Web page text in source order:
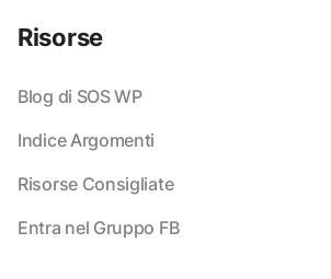
Risorse
Blog di SOS WP
Indice Argomenti
Risorse Consigliate
Entra nel Gruppo FB